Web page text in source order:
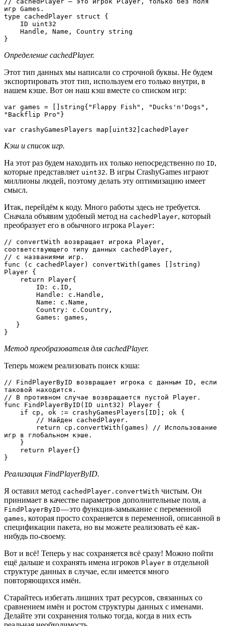
игр Games.
type cachedPlayer struct {
}
Определение cachedPlayer.
Этот тип данных мы написали со строчной буквы. Не будем
экспортировать этот тип, используем его только внутри, в
нашем кэше. Вот он наш кэш вместе со списком игр:
var games = []string{"Flappy Fish", "Ducks'n'Dogs",
"Backflip Pro"}
var crashyGamesPlayers map[uint32]cachedPlayer
Кэш и список игр.
На этот раз будем находить их только непосредственно по ID,
которые представляет uint32. В игры CrashyGames играют
миллионы людей, поэтому делать эту оптимизацию имеет
смысл.
Итак, перейдём к коду. Много работы здесь не требуется.
Сначала объявим удобный метод на cachedPlayer, который
преобразует его в обычного игрока Player:
// convertWith возвращает игрока Player,
соответствующего типу данных cachedPlayer,
// с названиями игр.
func (c cachedPlayer) convertWith(games []string)
Player {
}
Метод преобразователя для cachedPlayer.
Теперь можем реализовать поиск кэша:
// FindPlayerByID возвращает игрока с данным ID, если
таковой находится.
// В противном случае возвращается пустой Player.
func FindPlayerByID(ID uint32) Player {
игр в глобальном кэше.
}
Реализация FindPlayerByID.
Я оставил метод cachedPlayer.convertWith чистым. Он
принимает в качестве параметров дополнительные поля, а
FindPlayerByID— это функция-замыкание с переменной
games, которая просто сохраняется в переменной, описанной в
спецификации пакета, но вы можете реализовать её как-
нибудь по-своему.
Вот и всё! Теперь у нас сохраняется всё сразу! Можно пойти
ещё дальше и сохранять имена игроков Player в отдельной
структуре данных в случае, если имеется много
повторяющихся имён.
Старайтесь избегать лишних трат ресурсов, связанных со
сравнением имён и ростом структуры данных с именами.
Делайте эти сохранения только тогда, когда в них есть